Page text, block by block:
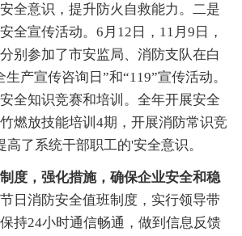
全意识，提升防火自救能力。二是
全宣传活动。6月12日，11月9日，
别参加了市安监局、消防支队在白
产宣传咨询日”和“119”宣传活动。
全知识竞赛和培训。全年开展安全
燃放技能培训4期，开展消防常识竞
了系统干部职工的'安全意识。
，强化措施，确保企业安全和稳
日消防安全值班制度，实行领导带
持24小时通信畅通，做到信息反馈